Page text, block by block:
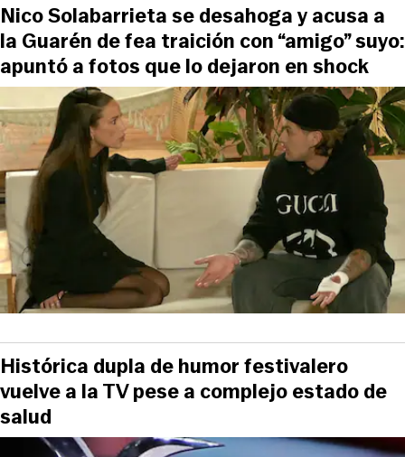
Nico Solabarrieta se desahoga y acusa a
la Guarén de fea traición con “amigo” suyo:
apuntó a fotos que lo dejaron en shock
Histórica dupla de humor festivalero
vuelve a la TV pese a complejo estado de
salud